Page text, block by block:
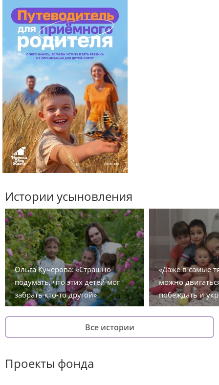
Истории усыновления
Ольга Кучерова: «Страшно
подумать, что этих детей мог
забрать кто-то другой»
«Даже в самые
можно
побеждать и
Все истории
Проекты фонда